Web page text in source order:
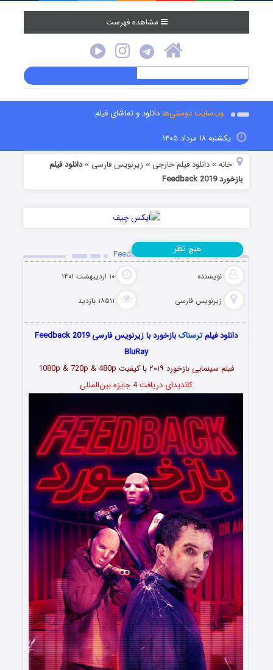
مشاهده فهرست
وب‌سایت دوستی‌هادانلود و تماشای فیلم
یکشنبه ۱۸ مرداد ۱۴۰۵
خانه »دانلود فیلم خارجی » زیرنویس فارسی »دانلود فیلم
بازخورد Feedback 2019
دانلود فیلم بازخورد Feedback 2019
نویسنده ۱۰ اردیبهشت ۱۴۰۱
زیرنویس فارسی ۱۸۵۱۱ بازدید
هیچ نظر
دانلود فیلمترسناک
بازخورد با زیرنویس فارسی Feedback 2019
BluRay
فیلم سینمایی بازخورد ۲۰۱۹ با کیفیت 1080p & 720p & 480p
کاندیدای دریافت 4 جایزه بین‌المللی